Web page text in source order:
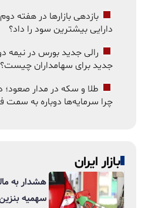
دارایی بیشترین سود را داد؟
رالی جدید بورس در نیمه
جدید برای سهامداران چیست؟
طلا و سکه در مدار
چرا سرمایه‌ها دوباره به سمت
بازار ایران
هشدار به
سهمیه